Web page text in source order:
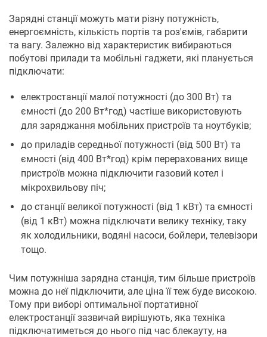
Зарядні станції можуть мати різну потужність,
енергоємність, кількість портів та роз'ємів, габарити
та вагу. Залежно від характеристик вибираються
побутові прилади та мобільні гаджети, які планується
підключати:
електростанції малої потужності (до 300 Вт) та
ємності (до 200 Вт*год) частіше використовують
для заряджання мобільних пристроїв та ноутбуків;
до приладів середньої потужності (від 500 Вт) та
ємності (від 400 Вт*год) крім перерахованих вище
пристроїв можна підключити газовий котел і
мікрохвильову піч;
до станції великої потужності (від 1 кВт) та ємності
(від 1 кВт) можна підключати велику техніку, таку
як холодильники, водяні насоси, бойлери, телевізори
тощо.
Чим потужніша зарядна станція, тим більше пристроїв
можна до неї підключити, але ціна її теж буде високою.
Тому при виборі оптимальної портативної
електростанції зазвичай вирішують, яка техніка
підключатиметься до нього під час блекауту, на